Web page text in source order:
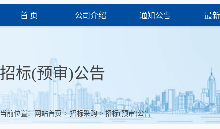
首 页 公司介绍 通知公告 最
招标(预审)公告
当前位置：网站首页>招标采购>招标(预审)公告